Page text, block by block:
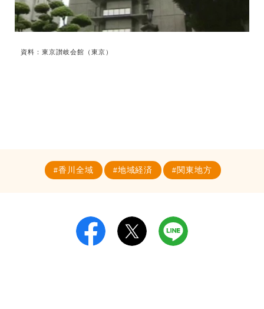
資料：東京讃岐会館（東京）
香川全域 地域経済 関東地方